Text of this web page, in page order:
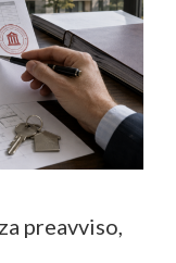
preavviso,